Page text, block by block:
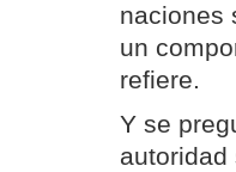
naciones
un
refiere.
Y se